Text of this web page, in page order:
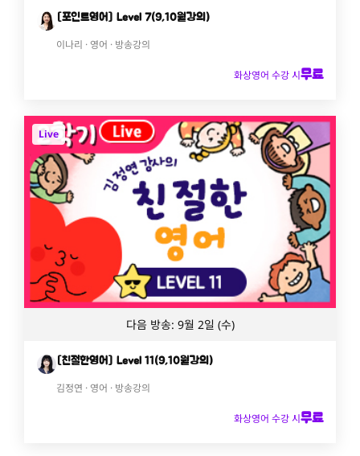
[포인트영어] Level 7(9,10월강의)
이나리 · 영어 · 방송강의
화상영어 수강 시무료
Live
다음 방송: 9월 2일 (수)
[친절한영어] Level 11(9,10월강의)
김정연 · 영어 · 방송강의
화상영어 수강 시무료